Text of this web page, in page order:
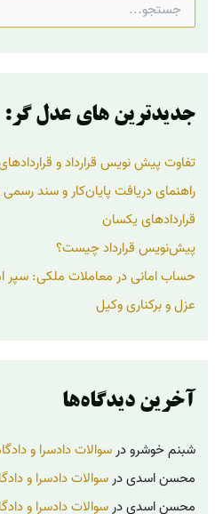
س
ر
:
جدیدترین های عدل گر:
تفاوت پیش نویس قرارداد و
راهنمای دریافت پایان‌کار و سند
قراردادهای یکسان
پیش‌نویس قرارداد چیست؟
حساب امانی در معاملات ملکی: سپر
عزل و برکناری وکیل
آخرین دیدگاه‌ها
شبنم خوشرودرسوالات دادسرا و
محسن اسدیدرسوالات دادسرا و
محسن اسدیدرسوالات دادسرا و